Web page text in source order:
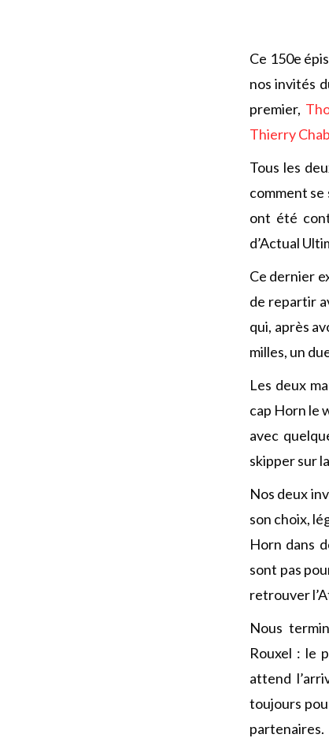
Ce 150e
nos invités
premier,
Thierry
Tous les
comment se
ont été
d’Actual
Ce dernier
de repartir
qui, après
milles, un
Les deux
cap Horn le
avec
skipper sur
Nos deux
son choix,
Horn dans
sont pas
retrouver
Nous
Rouxel : le
attend
toujours
partenaires.